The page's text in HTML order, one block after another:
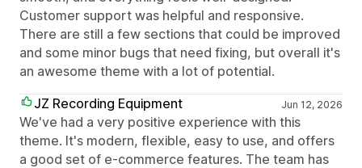
Customer support was helpful and responsive.
There are still a few sections that could be improved
and some minor bugs that need fixing, but overall it's
an awesome theme with a lot of potential.
JZ Recording Equipment
Jun 12, 2026
We've had a very positive experience with this
theme. It's modern, flexible, easy to use, and offers
a good set of e-commerce features. The team has